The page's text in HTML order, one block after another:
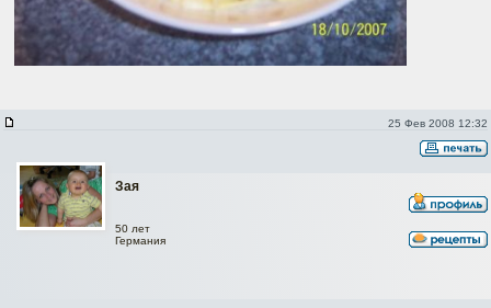
25 Фев 2008 12:32
Зая
50 лет
Германия